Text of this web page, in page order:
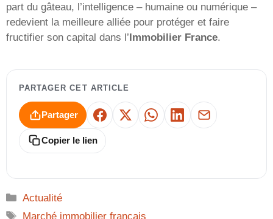
part du gâteau, l’intelligence – humaine ou numérique –
redevient la meilleure alliée pour protéger et faire
fructifier son capital dans l’Immobilier France.
PARTAGER CET ARTICLE
Partager Facebook
X WhatsAppLinkedInE-mail
Copier le lien
Catégories
Actualité
Étiquettes
Marché immobilier français